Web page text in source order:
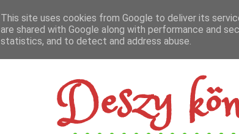
This site uses cookies from Google to deliver its
are shared with Google along with performance and
statistics, and to detect and address abuse.